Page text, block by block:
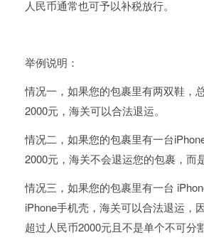
人民币通常也可予以补税放行。
举例说明：
情况一，如果您的包裹里有两双鞋，
2000元，海关可以合法退运。
情况二，如果您的包裹里有一台
2000元，海关不会退运您的包裹，而
情况三，如果您的包裹里有一台
iPhone手机壳，海关可以合法退运，
超过人民币2000元且不是单个不可分